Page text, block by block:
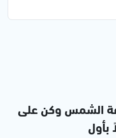
الشمس وكن على
بأول